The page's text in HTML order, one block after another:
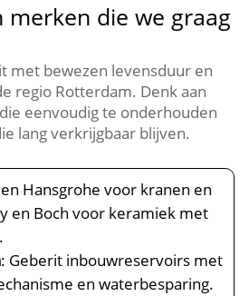
merken die we graag
met bewezen levensduur en
regio Rotterdam.​ Denk aan
eenvoudig te onderhouden
lang verkrijgbaar blijven.​
Hansgrohe voor kranen en
en Boch voor keramiek met
: Geberit inbouwreservoirs met
en waterbesparing.​